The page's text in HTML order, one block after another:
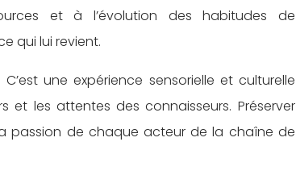
et à l’évolution des habitudes de
qui lui revient.
une expérience sensorielle et culturelle
et les attentes des connaisseurs. Préserver
passion de chaque acteur de la chaîne de